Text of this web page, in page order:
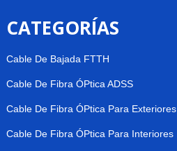
CATEGORÍAS
Cable De Bajada FTTH
Cable De Fibra ÓPtica ADSS
Cable De Fibra ÓPtica Para Exteriores
Cable De Fibra ÓPtica Para Interiores